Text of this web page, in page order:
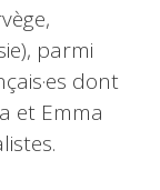
parmi
dont
et Emma